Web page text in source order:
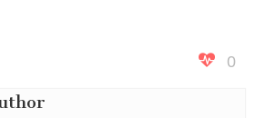
0